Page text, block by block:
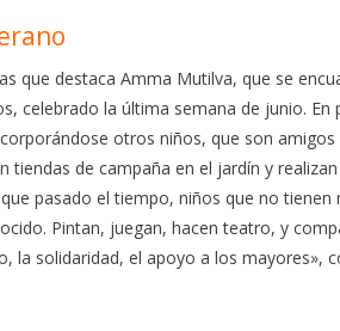
que destaca Amma Mutilva, que se
celebrado la última semana de junio.
otros niños, que son
tiendas de campaña en el jardín y
pasado el tiempo, niños que no
Pintan, juegan, hacen teatro, y
la solidaridad, el apoyo a los mayores»,